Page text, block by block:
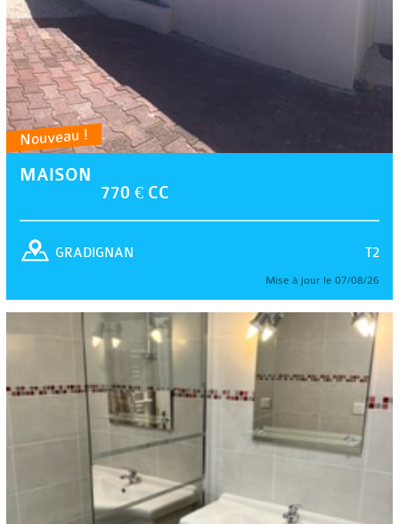
Nouveau !
MAISON
770 € CC
T2
GRADIGNAN
Mise à jour le 07/08/26